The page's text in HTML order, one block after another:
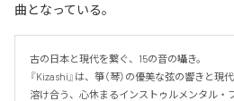
曲となっている。
古の日本と現代を繋ぐ、15の音の囁き。
『Kizashi』は、箏（琴）の優美な弦の響きと
溶け合う、心休まるインストゥルメンタル・